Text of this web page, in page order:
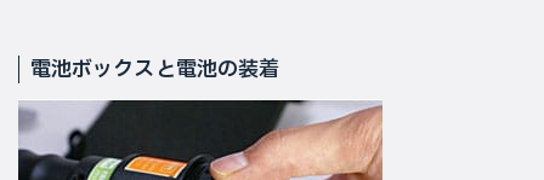
電池ボックスと電池の装着